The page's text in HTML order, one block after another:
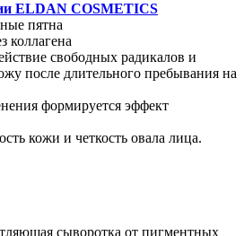
ELDAN COSMETICS
пятна
коллагена
свободных радикалов и
после длительного пребывания на
формируется эффект
кожи и четкость овала лица.
сыворотка от пигментных